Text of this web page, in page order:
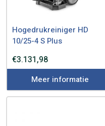
Hogedrukreiniger HD
10/25-4 S Plus
€3.131,98
Meer informatie